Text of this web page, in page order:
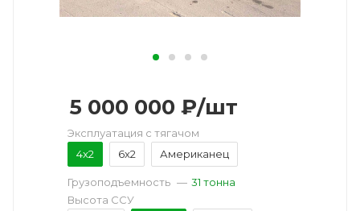
5 000 000 ₽/шт
Эксплуатация с тягачом
4x2
6x2 Американец
Грузоподъемность — 31 тонна
Высота ССУ